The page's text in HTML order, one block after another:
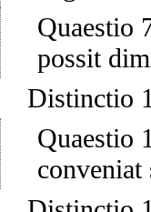
Quaestio
possit
Distinctio
Quaestio 1